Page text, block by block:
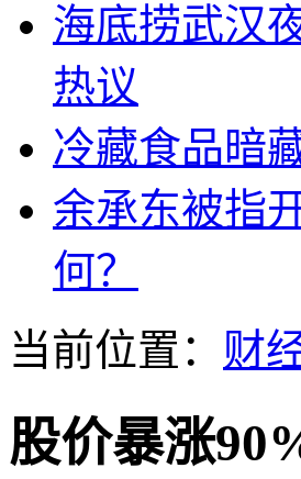
海底捞武汉
热议
冷藏食品暗
余承东被指
何？
当前位置： 财
股价暴涨